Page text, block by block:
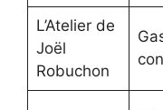
L’Atelier de
Joël
Robuchon